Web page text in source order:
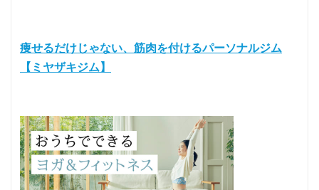
痩せるだけじゃない、筋肉を付けるパーソナルジム
【ミヤザキジム】